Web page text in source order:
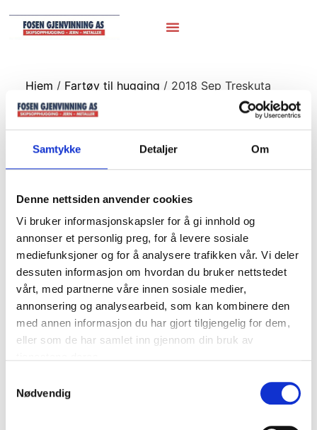
Samtykke Detaljer Om
Denne nettsiden anvender cookies
Vi bruker informasjonskapsler for å gi innhold og
annonser et personlig preg, for å levere sosiale
mediefunksjoner og for å analysere trafikken vår. Vi deler
dessuten informasjon om hvordan du bruker nettstedet
vårt, med partnerne våre innen sosiale medier,
annonsering og analysearbeid, som kan kombinere den
med annen informasjon du har gjort tilgjengelig for dem,
eller som de har samlet inn gjennom din bruk av
Nødvendig
Hjem / Fartøy til hugging / 2018 Sep Treskuta
Løveng HUGGET
2018 Sep Treskuta
Løveng HUGGET
Sep 2018 Treskuta Løveng ankommet til hugging